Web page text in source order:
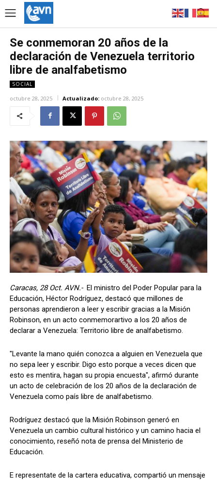
Se conmemoran 20 años de la
declaración de Venezuela territorio
libre de analfabetismo
SOCIAL
octubre 28, 2025 Actualizado: octubre 28, 2025
Caracas, 28 Oct. AVN.- El ministro del Poder Popular para la
Educación, Héctor Rodríguez, destacó que millones de
personas aprendieron a leer y escribir gracias a la Misión
Robinson, en un acto conmemorartivo a los 20 años de
declarar a Venezuela: Territorio libre de analfabetismo.
"Levante la mano quién conozca a alguien en Venezuela que
no sepa leer y escribir. Digo esto porque a veces dicen que
esto es mentira, hagan su propia encuesta", afirmó durante
un acto de celebración de los 20 años de la declaración de
Venezuela como país libre de analfabetismo.
Rodríguez destacó que la Misión Robinson generó en
Venezuela un cambio cultural histórico y un camino hacia el
conocimiento, reseñó nota de prensa del Ministerio de
Educación.
E representate de la cartera educativa, compartió un mensaje